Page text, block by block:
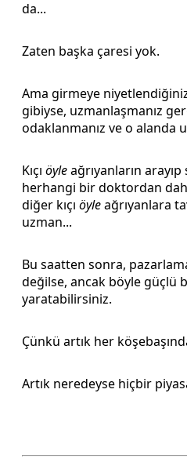
da...
Zaten başka çaresi yok.
Ama girmeye
gibiyse, uzmanlaşmanız
odaklanmanız ve o alanda
Kıçı öyleağrıyanların
herhangi bir doktordan
diğer kıçı öyleağrıyanlara
uzman...
Bu saatten sonra,
değilse, ancak böyle güçlü
yaratabilirsiniz.
Çünkü artık her
Artık neredeyse hiçbir